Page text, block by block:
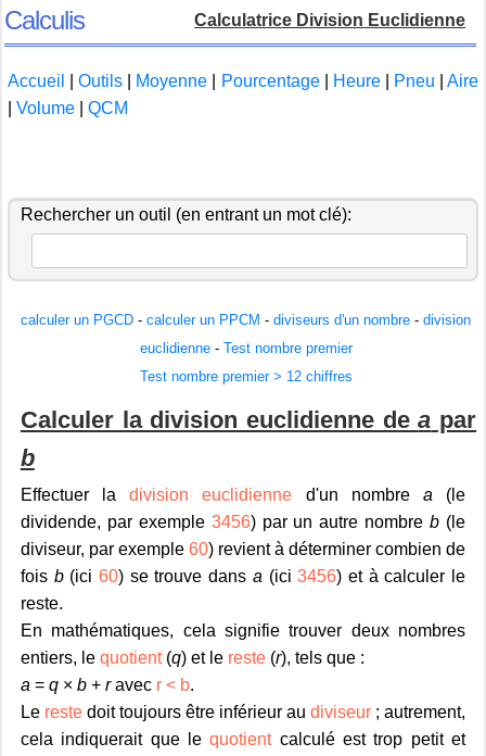
Calculis Calculatrice Division Euclidienne
Accueil Outils Moyenne Pourcentage Heure Pneu
Aire
Volume QCM
Rechercher un outil (en entrant un mot clé):
calculer un PGCD -calculer un PPCM -diviseurs d'un nombre -division
euclidienne- Test nombre premier
Test nombre premier > 12 chiffres
Calculer la division euclidienne dea par
b
Effectuer ladivision euclidienne d'un nombre a (le
dividende, par exemple 3456) par un autre nombreb (le
diviseur, par exemple 60) revient à déterminer combien de
fois b(ici 60) se trouve dans a (ici3456) et à calculer le
reste.
En mathématiques, cela signifie trouver deux nombres
entiers, le quotient(q) et le reste(r), tels que :
a = q× b+ ravec r < b.
Le restedoit toujours être inférieur audiviseur ; autrement,
cela indiquerait que lequotientcalculé est trop petit et